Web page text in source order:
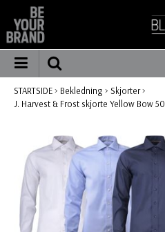
STARTSIDE> Bekledning > Skjorter>
J. Harvest & Frost skjorte Yellow Bow 50